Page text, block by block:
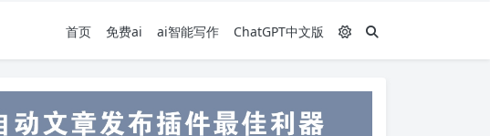
首页 免费ai ai智能写作 ChatGPT中文版